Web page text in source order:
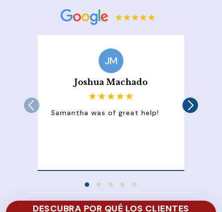
JM
Joshua Machado
Samantha was of great help!
DESCUBRA POR QUÉ LOS CLIENTES